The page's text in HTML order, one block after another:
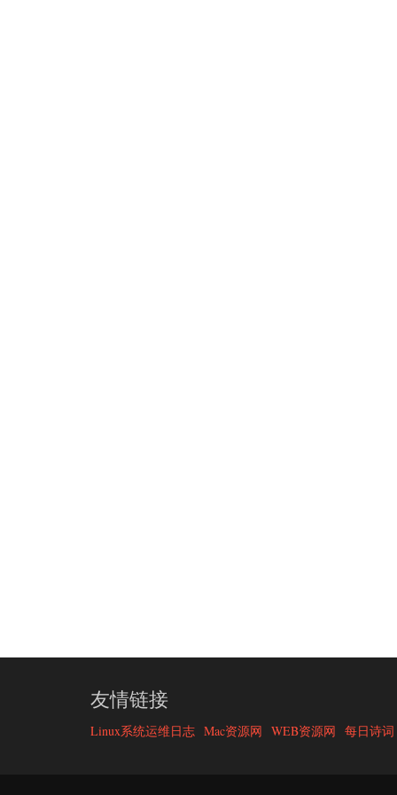
友情链接
Linux系统运维日志 Mac资源网 WEB资源网 每日诗词